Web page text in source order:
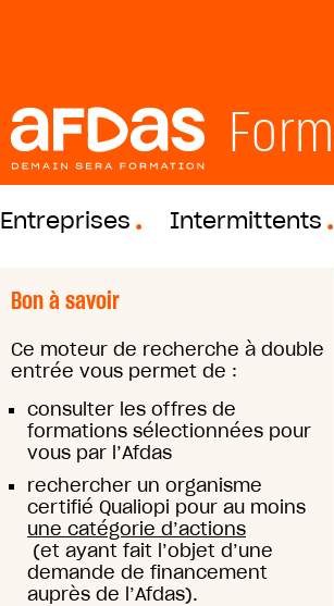
Entreprises Intermittents
Bon à savoir
Ce moteur de recherche à double
entrée vous permet de :
consulter les offres de
formations sélectionnées pour
vous par l’Afdas
rechercher un organisme
certifié Qualiopi pour au moins
une catégorie d’actions
(et ayant fait l’objet d’une
demande de financement
auprès de l’Afdas).